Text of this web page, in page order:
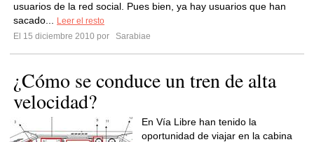
usuarios de la red social. Pues bien, ya hay usuarios que han
sacado...
Leer el resto
El 15 diciembre 2010 por
Sarabiae
¿Cómo se conduce un tren de alta
velocidad?
En Vía Libre han tenido la
oportunidad de viajar en la cabina